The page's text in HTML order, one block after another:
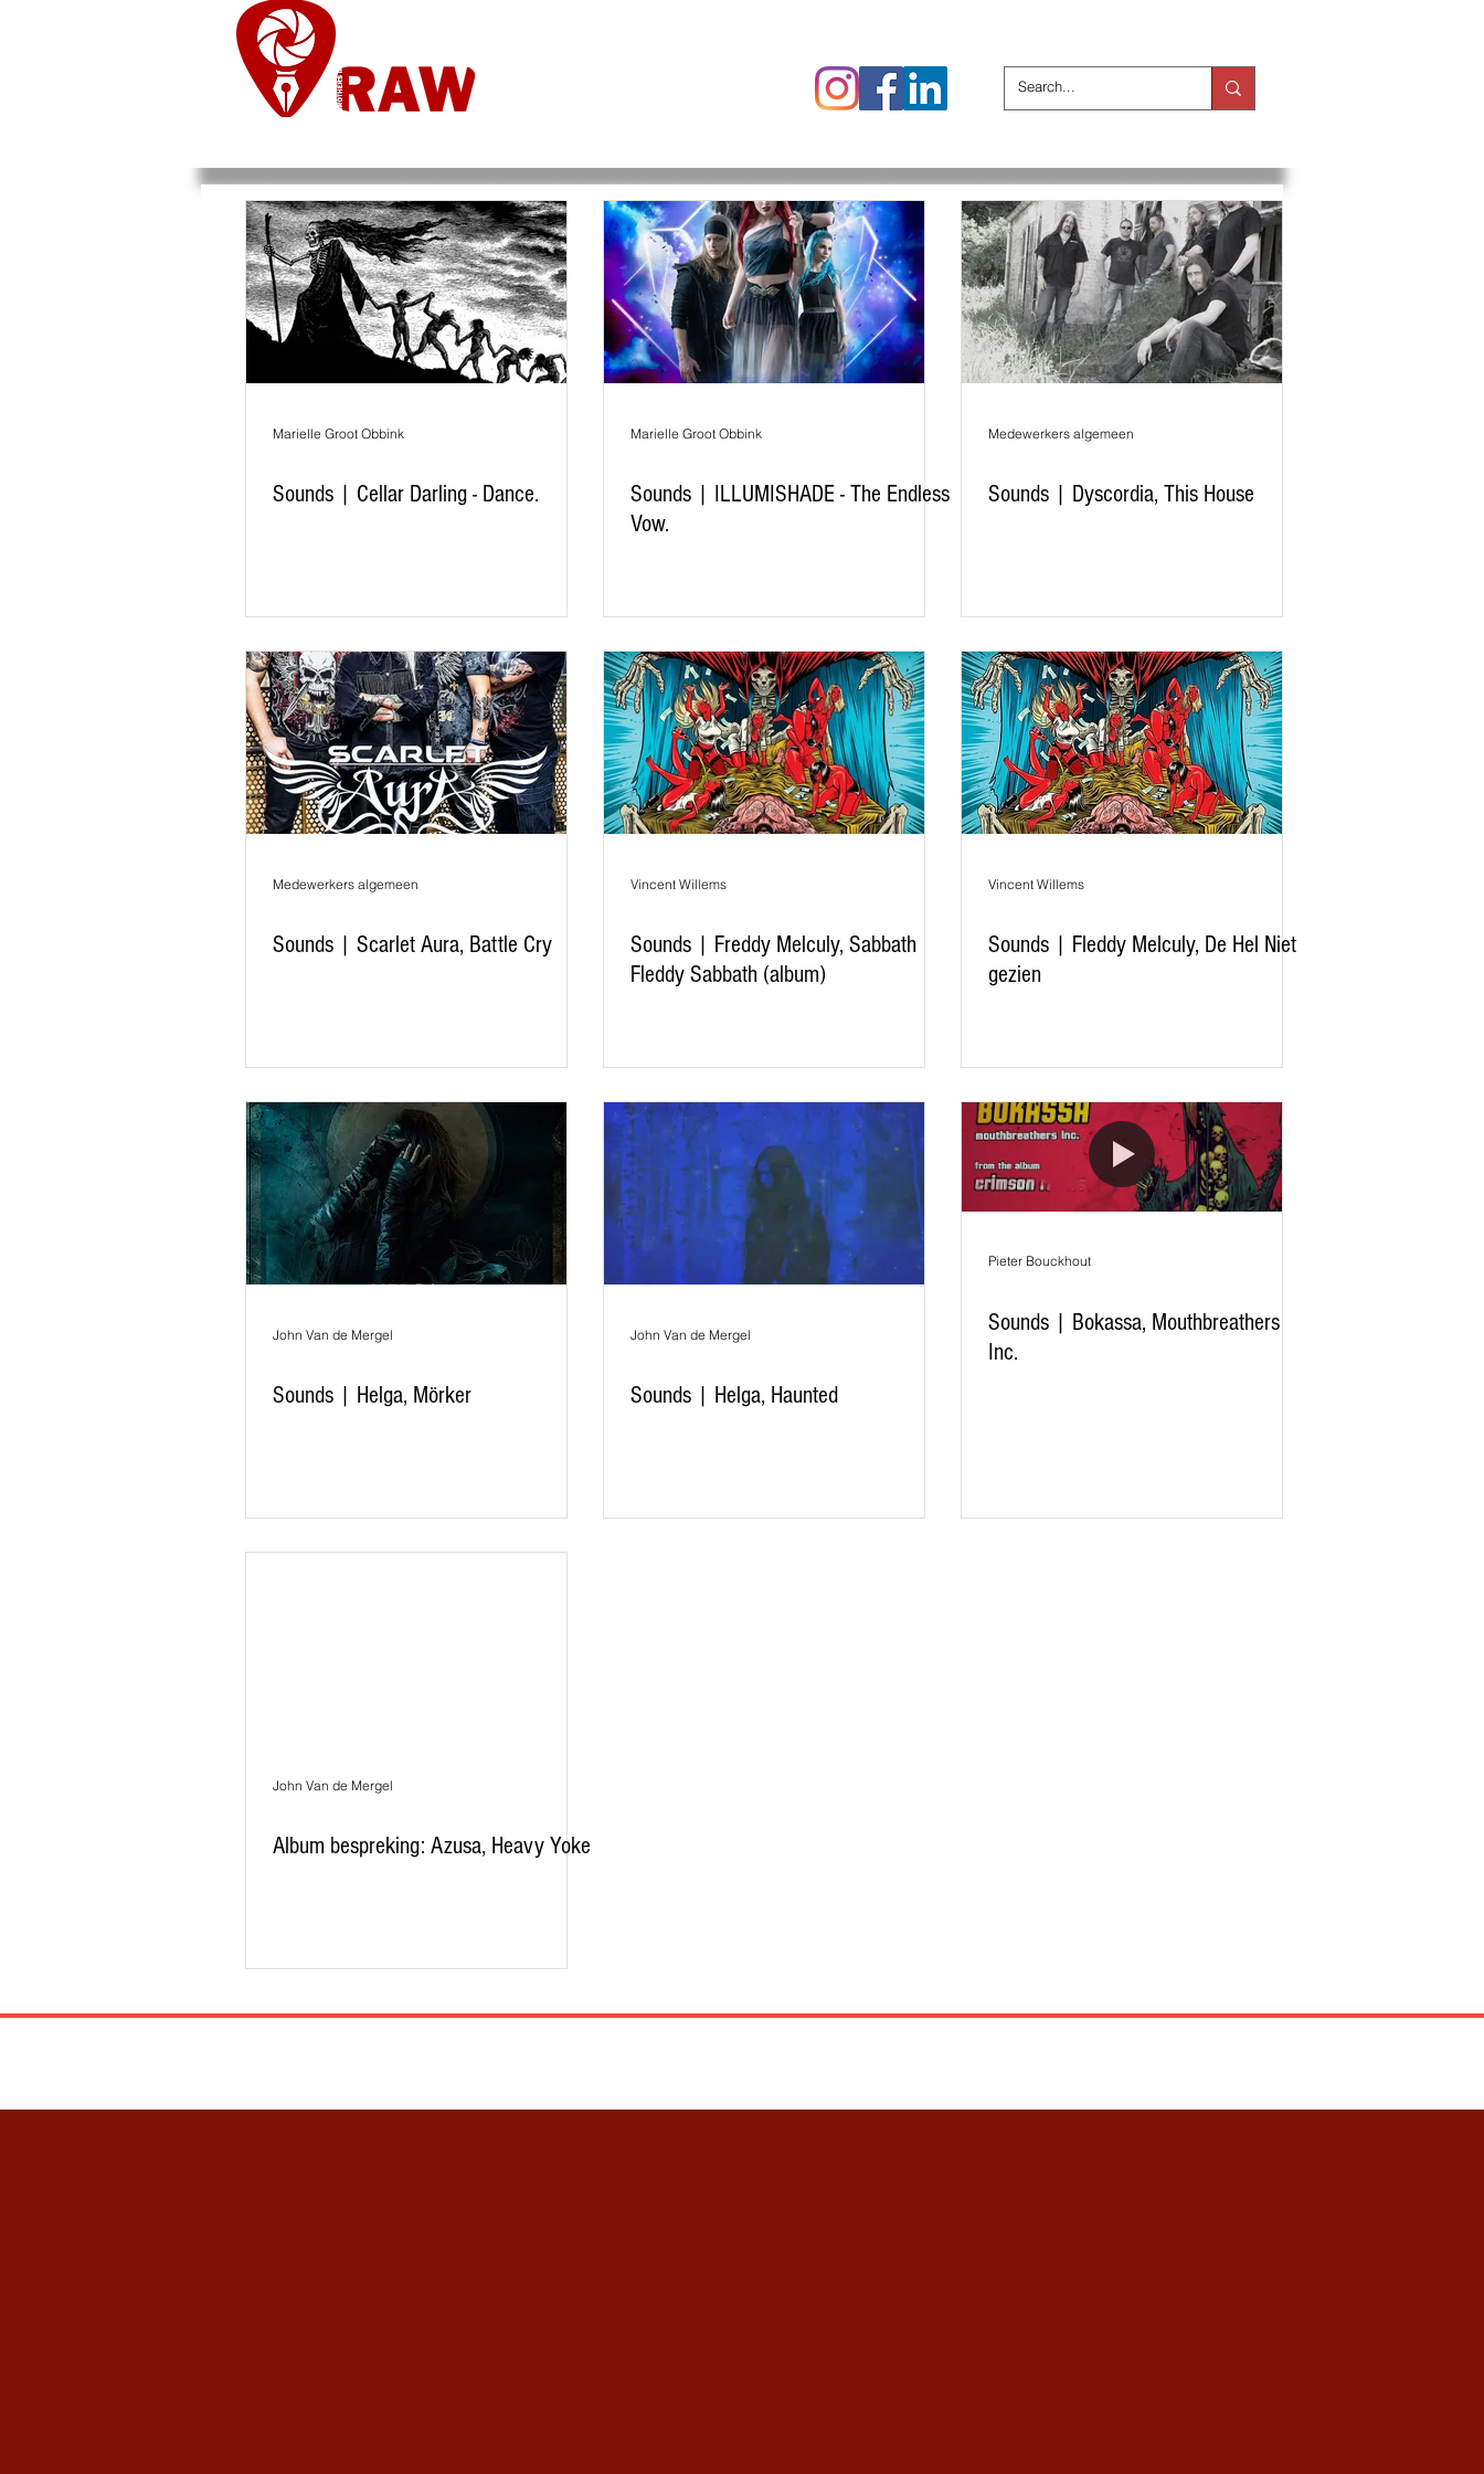
Marielle Groot Obbink
Sounds | Cellar Darling - Dance.
Marielle Groot Obbink
Sounds | ILLUMISHADE - The Endless
Vow.
Medewerkers algemeen
Sounds | Dyscordia, This House
Medewerkers algemeen
Sounds | Scarlet Aura, Battle Cry
Vincent Willems
Sounds | Freddy Melculy, Sabbath
Fleddy Sabbath (album)
Vincent Willems
Sounds | Fleddy Melculy, De Hel Niet
gezien
John Van de Mergel
Sounds | Helga, Mörker
John Van de Mergel
Sounds | Helga, Haunted
Pieter Bouckhout
Sounds | Bokassa, Mouthbreathers
Inc.
John Van de Mergel
Album bespreking: Azusa, Heavy Yoke